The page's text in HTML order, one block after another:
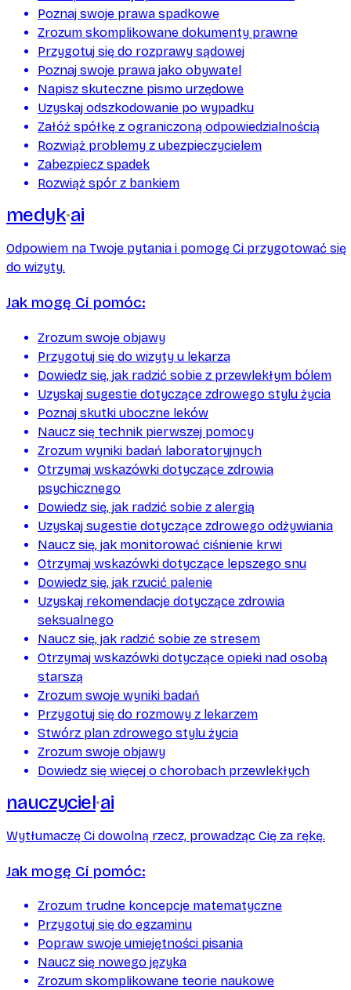
Poznaj swoje prawa spadkowe
Zrozum skomplikowane dokumenty prawne
Przygotuj się do rozprawy sądowej
Poznaj swoje prawa jako obywatel
Napisz skuteczne pismo urzędowe
Uzyskaj odszkodowanie po wypadku
Załóż spółkę z ograniczoną odpowiedzialnością
Rozwiąż problemy z ubezpieczycielem
Zabezpiecz spadek
Rozwiąż spór z bankiem
medyk ai
Odpowiem na Twoje pytania i pomogę Ci przygotować się
do wizyty.
Jak mogę Ci pomóc:
Zrozum swoje objawy
Przygotuj się do wizyty u lekarza
Dowiedz się, jak radzić sobie z przewlekłym bólem
Uzyskaj sugestie dotyczące zdrowego stylu życia
Poznaj skutki uboczne leków
Naucz się technik pierwszej pomocy
Zrozum wyniki badań laboratoryjnych
Otrzymaj wskazówki dotyczące zdrowia
psychicznego
Dowiedz się, jak radzić sobie z alergią
Uzyskaj sugestie dotyczące zdrowego odżywiania
Naucz się, jak monitorować ciśnienie krwi
Otrzymaj wskazówki dotyczące lepszego snu
Dowiedz się, jak rzucić palenie
Uzyskaj rekomendacje dotyczące zdrowia
seksualnego
Naucz się, jak radzić sobie ze stresem
Otrzymaj wskazówki dotyczące opieki nad osobą
starszą
Zrozum swoje wyniki badań
Przygotuj się do rozmowy z lekarzem
Stwórz plan zdrowego stylu życia
Zrozum swoje objawy
Dowiedz się więcej o chorobach przewlekłych
nauczyciel ai
Wytłumaczę Ci dowolną rzecz, prowadząc Cię za rękę.
Jak mogę Ci pomóc:
Zrozum trudne koncepcje matematyczne
Przygotuj się do egzaminu
Popraw swoje umiejętności pisania
Naucz się nowego języka
Zrozum skomplikowane teorie naukowe